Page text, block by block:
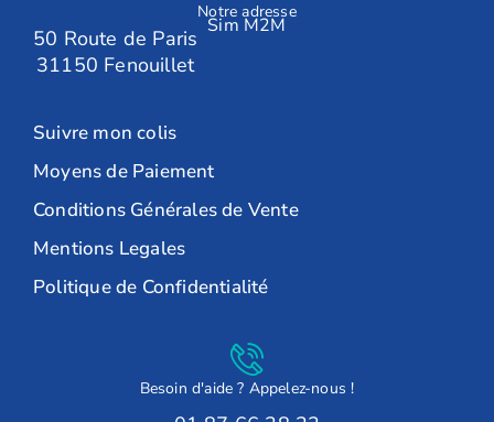
Notre adresse
Sim M2M
50 Route de Paris
31150 Fenouillet
Suivre mon colis
Moyens de Paiement
Conditions Générales de Vente
Mentions Legales
Politique de Confidentialité
Besoin d'aide ? Appelez-nous !